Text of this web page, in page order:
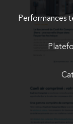
Performances